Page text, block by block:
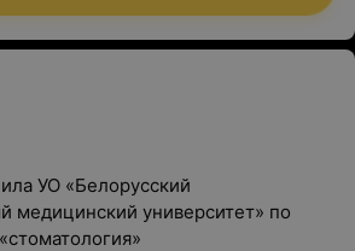
УО «Белорусский
медицинский университет» по